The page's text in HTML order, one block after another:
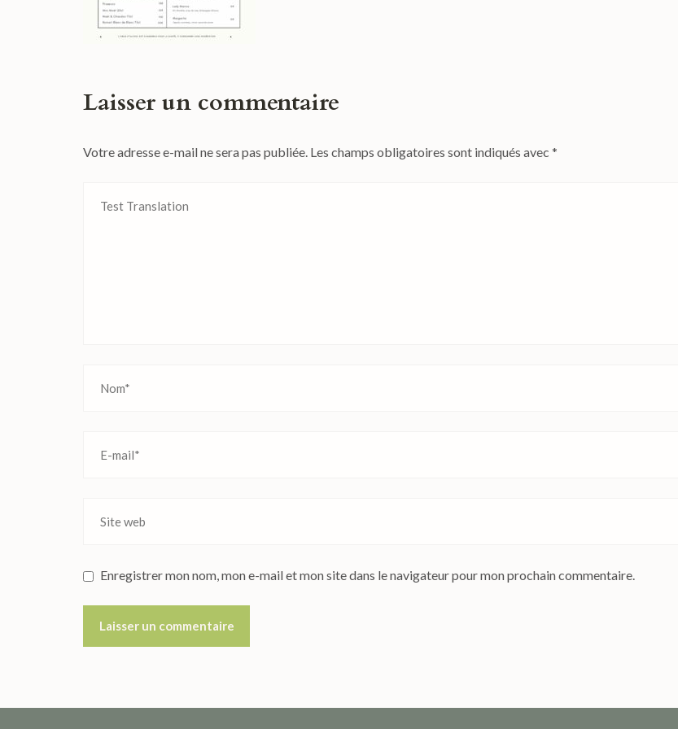
Laisser un commentaire
Votre adresse e-mail ne sera pas publiée. Les champs obligatoires sont indiqués avec *
Enregistrer mon nom, mon e-mail et mon site dans le navigateur pour mon prochain commentaire.